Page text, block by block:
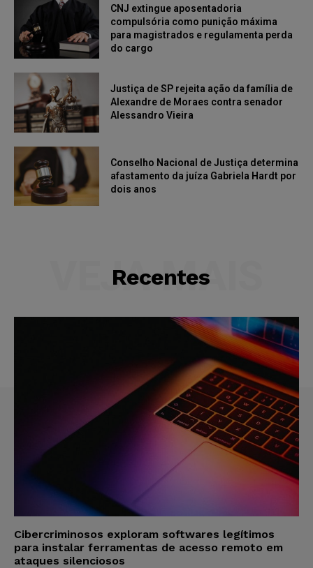
CNJ extingue aposentadoria
compulsória como punição máxima
para magistrados e regulamenta perda
do cargo
Justiça de SP rejeita ação da família de
Alexandre de Moraes contra senador
Alessandro Vieira
Conselho Nacional de Justiça determina
afastamento da juíza Gabriela Hardt por
dois anos
Recentes
VEJA MAIS
Cibercriminosos exploram softwares legítimos
para instalar ferramentas de acesso remoto em
ataques silenciosos